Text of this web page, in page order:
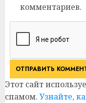
комментариев.
Этот сайт
спамом. Узнайте,